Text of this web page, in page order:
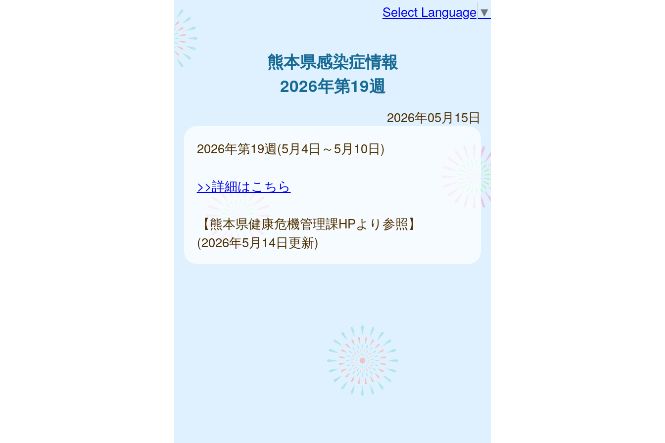
Select Language ▼
熊本県感染症情報
2026年第19週
2026年05月15日
2026年第19週(5月4日～5月10日)
>>詳細はこちら
【熊本県健康危機管理課HPより参照】
(2026年5月14日更新)